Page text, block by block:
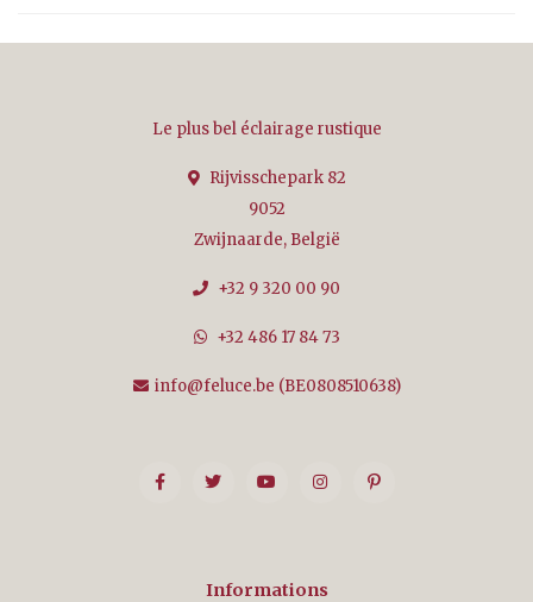
Le plus bel éclairage rustique
Rijvisschepark 82
9052
Zwijnaarde, België
+32 9 320 00 90
+32 486 17 84 73
info@feluce.be (BE0808510638)
Informations